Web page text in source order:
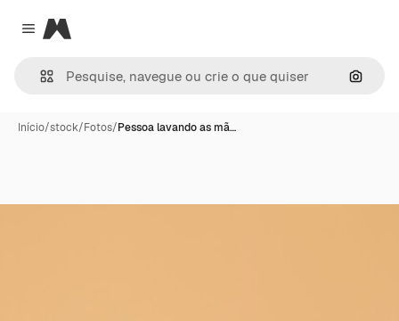
Close menu
Magnific
Início/stock/Fotos/Pessoa lavando as mã…